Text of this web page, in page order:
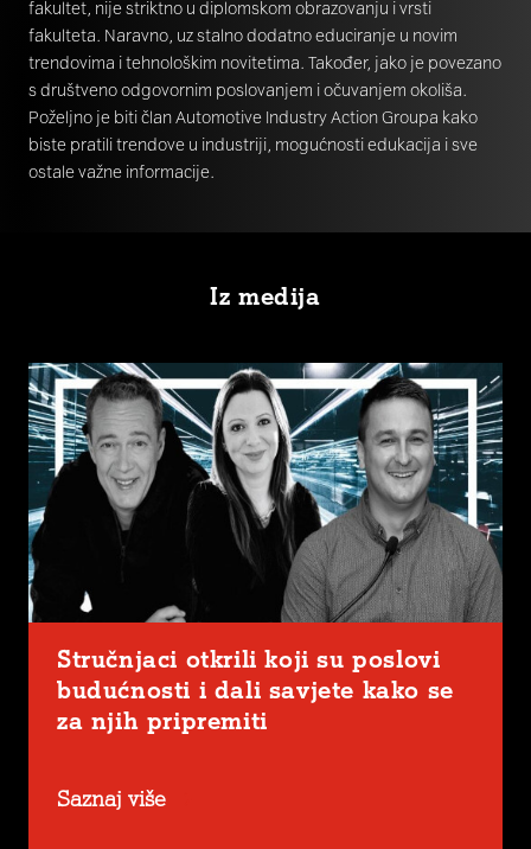
fakultet, nije striktno u diplomskom obrazovanju i vrsti
fakulteta. Naravno, uz stalno dodatno educiranje u novim
trendovima i tehnološkim novitetima. Također, jako je povezano
s društveno odgovornim poslovanjem i očuvanjem okoliša.
Poželjno je biti član Automotive Industry Action Groupa kako
biste pratili trendove u industriji, mogućnosti edukacija i sve
ostale važne informacije.
Iz medija
Stručnjaci otkrili koji su poslovi
budućnosti i dali savjete kako se
za njih pripremiti
Saznaj više